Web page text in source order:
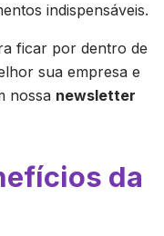
indispensáveis.
ficar por dentro de
sua empresa e
nossa newsletter
da